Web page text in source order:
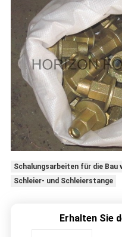
Schalungsarbeiten für die Bau
Schleier- und Schleierstange
Erhalten Sie